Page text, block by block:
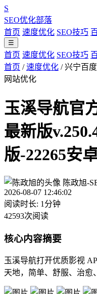
S
SEO优化部落
首页 速度优化 SEO技巧
☰
首页 速度优化 SEO技巧
首页 / 速度优化 / 兴宁百
网站优化
玉溪导航官
最新版
版-22265安
陈政旭-
2026-08-07 12:46:02
阅读时长: 1分钟
42593次阅读
核心内容摘要
玉溪导航打开优质影视
天地，简单、舒服、治愈